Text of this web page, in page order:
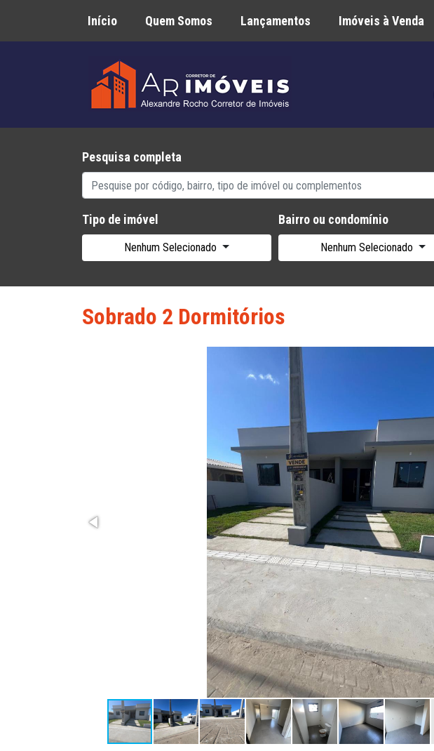
Início Quem Somos Lançamentos Imóveis à Venda
Pesquisa completa
Tipo de imóvel
Nenhum Selecionado
Bairro ou condomínio
Nenhum Selecionado
Sobrado 2 Dormitórios